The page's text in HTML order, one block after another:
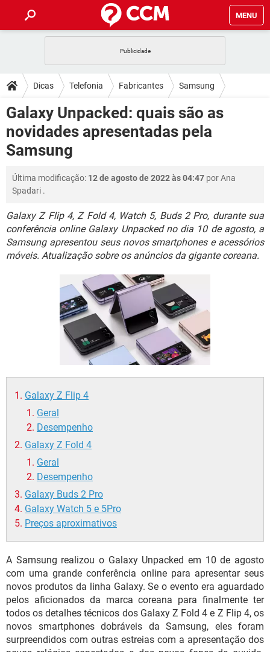
MENU
CELULAR FACEBOOK
OUTLOOK EXCEL
INSTAGRAM GMAIL
GUIA DE COMPRAS
DICAS
JOGOS WHATSAPP
CELULAR FACEBOOK
GUIA DE COMPRAS
DOWNLOADS
JOGOS WHATSAPP
CELULAR
OUTLOOK
INSTAGRAM
GUIA DE COMPRAS
FÓRUM
CELULAR FACEBOOK
INSTAGRAM GMAIL
GUIA DE COMPRAS
JOGOS
CELULAR FACEBOOK
OUTLOOK EXCEL
INSTAGRAM GMAIL
Dicas Telefonia Fabricantes Samsung
Galaxy Unpacked: quais são as
novidades apresentadas pela
Samsung
Última modificação: 12 de agosto de 2022 às 04:47 porAna
Spadari .
Galaxy Z Flip 4, Z Fold 4, Watch 5, Buds 2 Pro, durante sua
conferência online Galaxy Unpacked no dia 10 de agosto, a
Samsung apresentou seus novos smartphones e acessórios
móveis. Atualização sobre os anúncios da gigante coreana.
Galaxy Z Flip 4
Geral
Desempenho
Galaxy Z Fold 4
Geral
Desempenho
Galaxy Buds 2 Pro
Galaxy Watch 5 e 5Pro
Preços aproximativos
A Samsung realizou o Galaxy Unpacked em 10 de agosto
com uma grande conferência online para apresentar seus
novos produtos da linha Galaxy. Se o evento era aguardado
pelos aficionados da marca coreana para finalmente ter
todos os detalhes técnicos dos Galaxy Z Fold 4 e Z Flip 4, os
novos smartphones dobráveis da Samsung, eles foram
surpreendidos com outras estreias com a apresentação dos